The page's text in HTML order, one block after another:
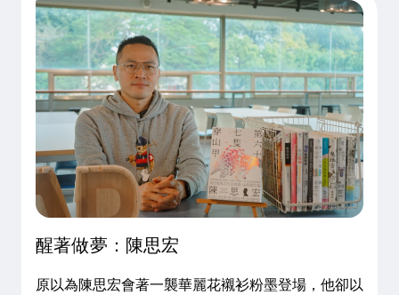
醒著做夢：陳思宏
原以為陳思宏會著一襲華麗花襯衫粉墨登場，他卻以